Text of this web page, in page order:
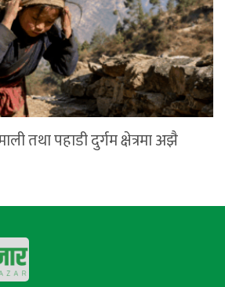
तथा पहाडी दुर्गम क्षेत्रमा अझै